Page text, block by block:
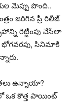
మెప్పు పొంది..
జరిగిన ప్రీ రిలీజ్
రెట్టింపు చేసేలా
సినిమాకి
ఉన్నాయా?
కొత్త పాయింట్